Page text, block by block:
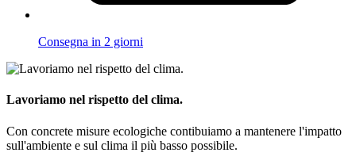
Consegna in 2 giorni
Lavoriamo nel rispetto del clima.
Con concrete misure ecologiche contibuiamo a mantenere l'impatto
sull'ambiente e sul clima il più basso possibile.